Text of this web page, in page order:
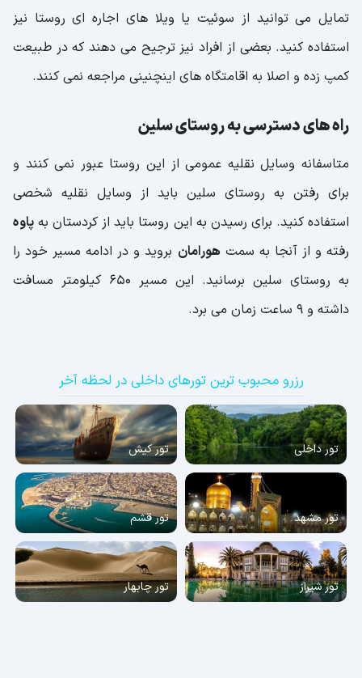
تمایل می توانید از سوئیت یا ویلا های اجاره ای روستا نیز
استفاده کنید. بعضی از افراد نیز ترجیح می دهند که در طبیعت
کمپ زده و اصلا به اقامتگاه های اینچنینی مراجعه نمی کنند.
راه های دسترسی به روستای سلین
متاسفانه وسایل نقلیه عمومی از این روستا عبور نمی کنند و
برای رفتن به روستای سلین باید از وسایل نقلیه شخصی
استفاده کنید. برای رسیدن به این روستا باید از کردستان به پاوه
رفته و از آنجا به سمت هورامان بروید و در ادامه مسیر خود را
به روستای سلین برسانید. این مسیر 650 کیلومتر مسافت
داشته و 9 ساعت زمان می برد.
رزرو محبوب ترین تورهای داخلی در لحظه آخر
تور داخلی تور کیش
تور مشهد تور قشم
تور شیراز تور چابهار